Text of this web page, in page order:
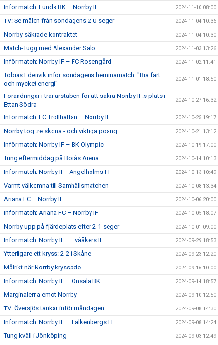
Inför match: Lunds BK – Norrby IF 2024-11-10 08:00
TV: Se målen från söndagens 2-0-seger 2024-11-04 10:36
Norrby säkrade kontraktet 2024-11-04 10:30
Match-Tugg med Alexander Salo 2024-11-03 13:26
Inför match: Norrby IF – FC Rosengård 2024-11-02 11:41
Tobias Edenvik inför söndagens hemmamatch: "Bra fart
och mycket energi"
2024-11-01 18:50
Förändringar i tränarstaben för att säkra Norrby IF:s plats i
Ettan Södra
2024-10-27 16:32
Inför match: FC Trollhättan – Norrby IF 2024-10-25 19:17
Norrby tog tre sköna - och viktiga poäng 2024-10-21 13:12
Inför match: Norrby IF – BK Olympic 2024-10-19 17:00
Tung eftermiddag på Borås Arena 2024-10-14 10:13
Inför match: Norrby IF - Ängelholms FF 2024-10-13 10:49
Varmt välkomna till Samhällsmatchen 2024-10-08 13:34
Ariana FC – Norrby IF 2024-10-06 20:00
Inför match: Ariana FC – Norrby IF 2024-10-05 18:07
Norrby upp på fjärdeplats efter 2-1-seger 2024-10-01 09:00
Inför match: Norrby IF – Tvååkers IF 2024-09-29 18:53
Ytterligare ett kryss: 2-2 i Skåne 2024-09-23 12:20
Målrikt när Norrby kryssade 2024-09-16 10:00
Inför match: Norrby IF – Onsala BK 2024-09-14 18:57
Marginalerna emot Norrby 2024-09-10 12:50
TV: Översjös tankar inför måndagen 2024-09-08 14:30
Inför match: Norrby IF – Falkenbergs FF 2024-09-08 14:24
Tung kväll i Jönköping 2024-09-03 12:49